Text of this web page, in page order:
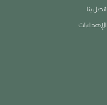
اتصل بنا
الإهداءات